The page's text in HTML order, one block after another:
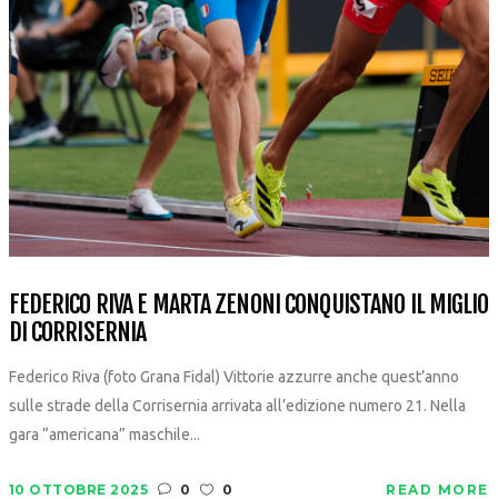
FEDERICO RIVA E MARTA ZENONI CONQUISTANO IL MIGLIO
DI CORRISERNIA
Federico Riva (foto Grana Fidal) Vittorie azzurre anche quest’anno
sulle strade della Corrisernia arrivata all’edizione numero 21. Nella
gara “americana” maschile...
10 OTTOBRE 2025 0 0 READ MORE